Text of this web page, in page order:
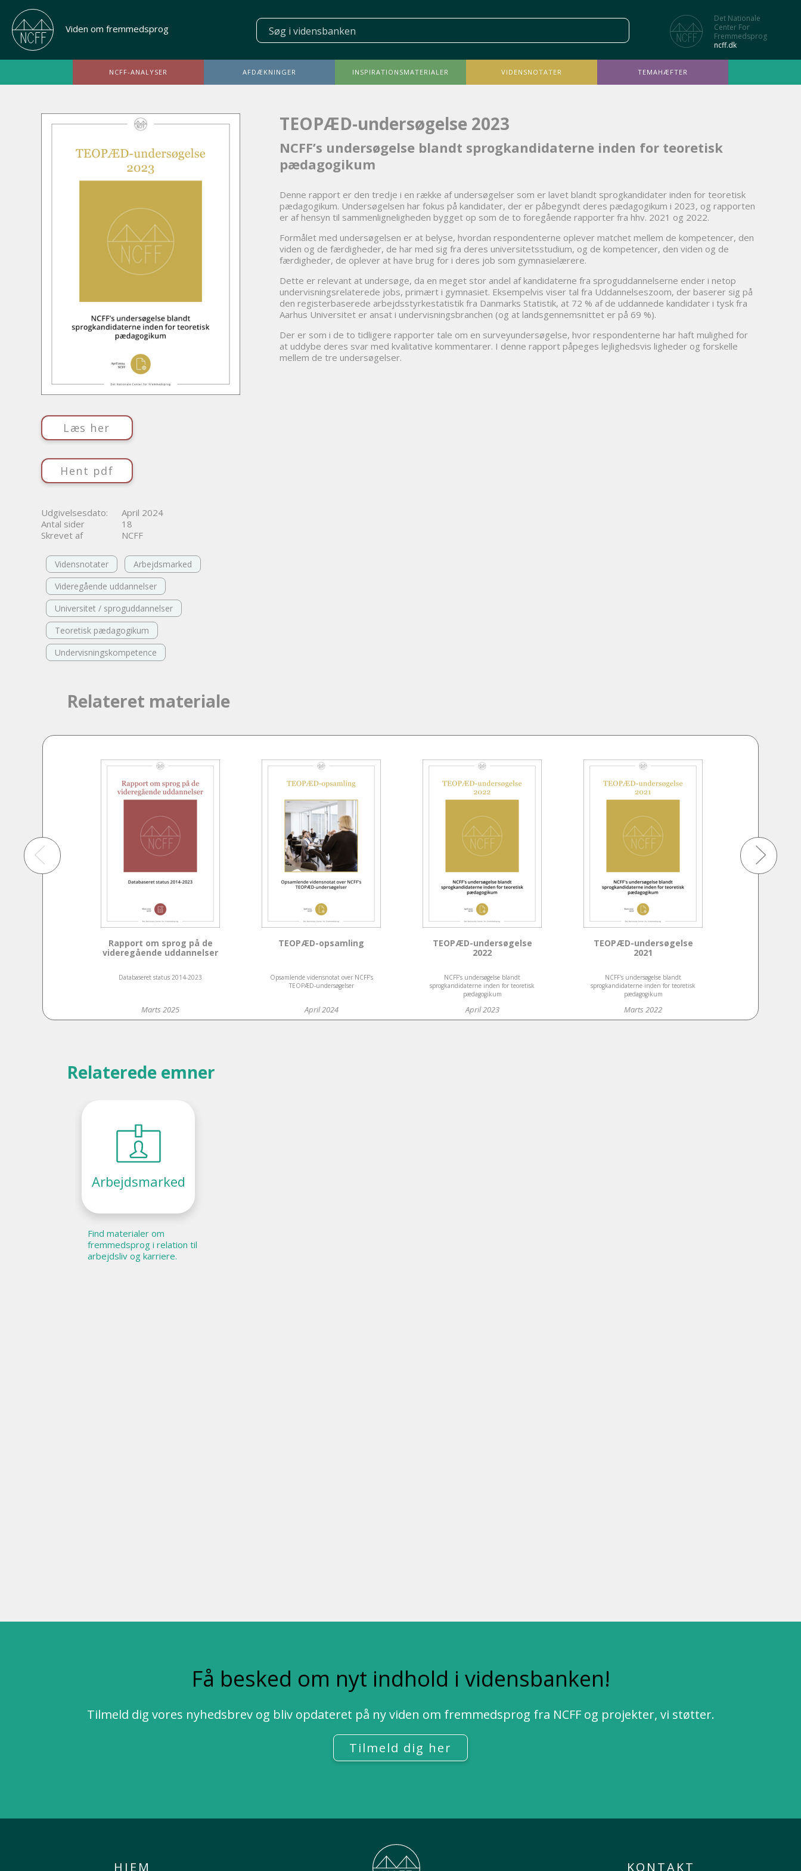
Viden om fremmedsprog
Det Nationale
Center For
Fremmedsprog
ncff.dk
NCFF-ANALYSER AFDÆKNINGER INSPIRATIONSMATERIALER VIDENSNOTATER TEMAHÆFTER
Læs her
Hent pdf
Udgivelsesdato:
April 2024
Antal sider
18
Skrevet af
NCFF
Vidensnotater
Arbejdsmarked
Videregående uddannelser
Universitet / sproguddannelser
Teoretisk pædagogikum
Undervisningskompetence
TEOPÆD-undersøgelse 2023
NCFF’s undersøgelse blandt sprogkandidaterne inden for teoretisk
pædagogikum
Denne rapport er den tredje i en række af undersøgelser som er lavet blandt sprogkandidater inden for teoretisk
pædagogikum. Undersøgelsen har fokus på kandidater, der er påbegyndt deres pædagogikum i 2023, og rapporten
er af hensyn til sammenligneligheden bygget op som de to foregående rapporter fra hhv. 2021 og 2022.
Formålet med undersøgelsen er at belyse, hvordan respondenterne oplever matchet mellem de kompetencer, den
viden og de færdigheder, de har med sig fra deres universitetsstudium, og de kompetencer, den viden og de
færdigheder, de oplever at have brug for i deres job som gymnasielærere.
Dette er relevant at undersøge, da en meget stor andel af kandidaterne fra sproguddannelserne ender i netop
undervisningsrelaterede jobs, primært i gymnasiet. Eksempelvis viser tal fra Uddannelseszoom, der baserer sig på
den registerbaserede arbejdsstyrkestatistik fra Danmarks Statistik, at 72 % af de uddannede kandidater i tysk fra
Aarhus Universitet er ansat i undervisningsbranchen (og at landsgennemsnittet er på 69 %).
Der er som i de to tidligere rapporter tale om en surveyundersøgelse, hvor respondenterne har haft mulighed for
at uddybe deres svar med kvalitative kommentarer. I denne rapport påpeges lejlighedsvis ligheder og forskelle
mellem de tre undersøgelser.
Relateret materiale
Rapport om sprog på de
videregående uddannelser
Databaseret status 2014-2023
Marts 2025
TEOPÆD-opsamling
Opsamlende vidensnotat over NCFF’s
TEOPÆD-undersøgelser
April 2024
TEOPÆD-undersøgelse
2022
NCFF’s undersøgelse blandt
sprogkandidaterne inden for teoretisk
pædagogikum
April 2023
TEOPÆD-undersøgelse
2021
NCFF's undersøgelse blandt
sprogkandidaterne inden for teoretisk
pædagogikum
Marts 2022
Relaterede emner
Arbejdsmarked
Find materialer om
fremmedsprog i relation til
arbejdsliv og karriere.
Få besked om nyt indhold i vidensbanken!
Tilmeld dig vores nyhedsbrev og bliv opdateret på ny viden om fremmedsprog fra NCFF og projekter, vi støtter.
Tilmeld dig her
HJEM KONTAKT